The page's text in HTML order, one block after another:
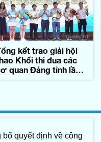
kết trao giải hội
Khối thi đua các
quan Đảng tỉnh lần
quyết định về công